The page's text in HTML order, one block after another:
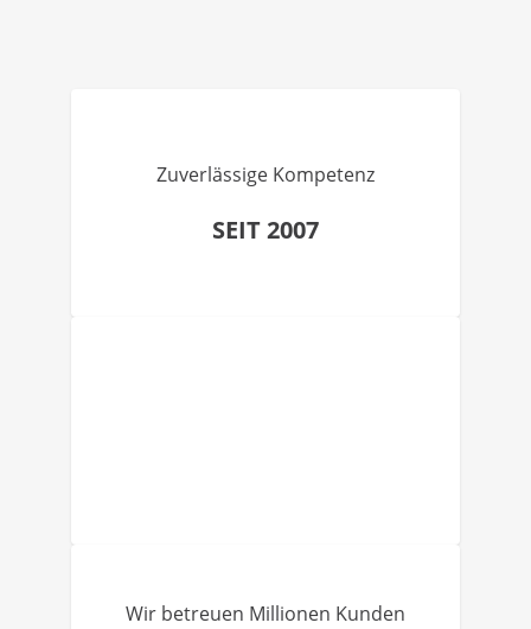
Zuverlässige Kompetenz
SEIT 2007
Wir betreuen Millionen Kunden